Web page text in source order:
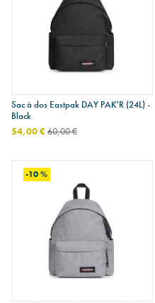
Sac à dos Eastpak DAY PAK'R (24L) -
Black
54,00 €60,00 €
-10 %